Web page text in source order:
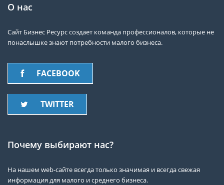
О нас
Сайт Бизнес Ресурс создает команда профессионалов, которые не
понаслышке знают потребности малого бизнеса.
FACEBOOK
TWITTER
Почему выбирают нас?
На нашем web-сайте всегда только значимая и всегда свежая
информация для малого и среднего бизнеса.